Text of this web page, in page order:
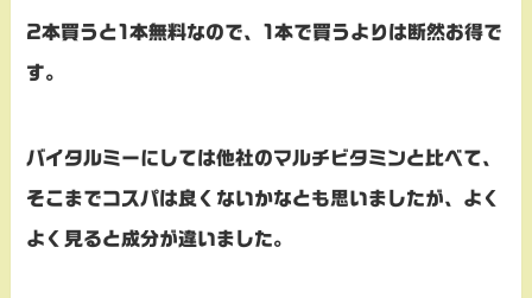
2本買うと1本無料なので、1本で買うよりは断然お得で
す。
バイタルミーにしては他社のマルチビタミンと比べて、
そこまでコスパは良くないかなとも思いましたが、よく
よく見ると成分が違いました。